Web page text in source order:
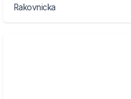
Rakovnicka